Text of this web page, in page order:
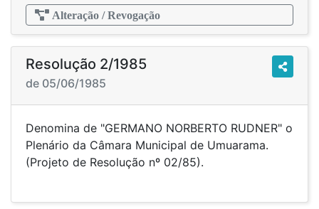
Alteração / Revogação
Resolução 2/1985
de 05/06/1985
Denomina de "GERMANO NORBERTO RUDNER" o
Plenário da Câmara Municipal de Umuarama.
(Projeto de Resolução nº 02/85).